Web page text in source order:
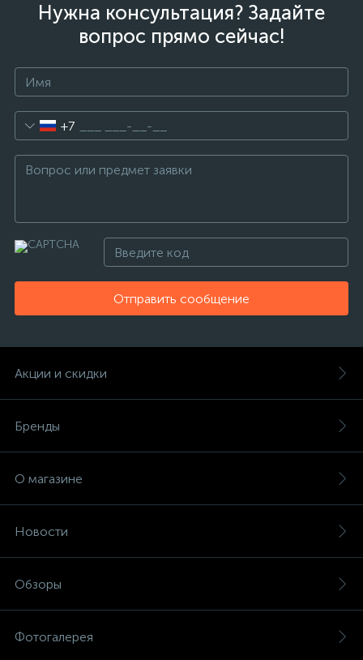
Нужна консультация? Задайте
вопрос прямо сейчас!
+7
Отправить сообщение
Акции и скидки
Бренды
О магазине
Новости
Обзоры
Фотогалерея